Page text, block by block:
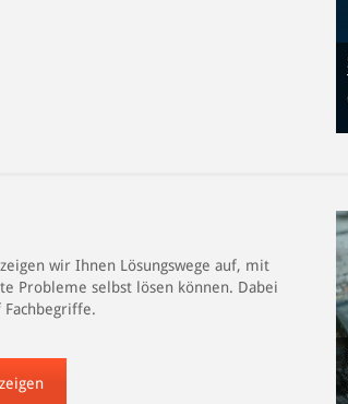
wir Ihnen Lösungswege auf, mit
Probleme selbst lösen können. Dabei